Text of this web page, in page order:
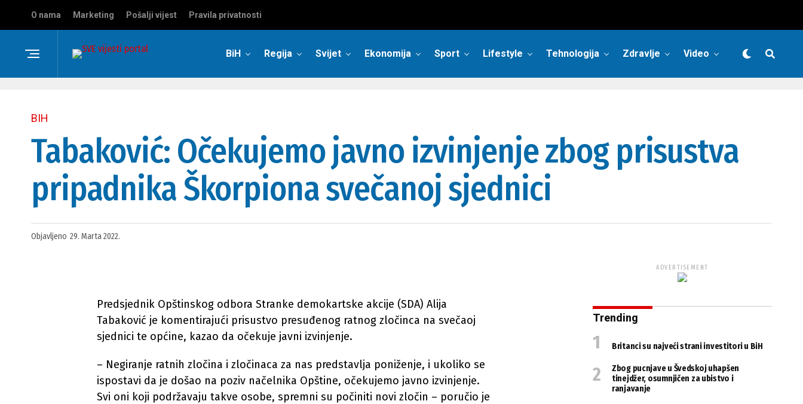
O nama Marketing Pošalji vijest Pravila privatnosti
BiH Regija Svijet Ekonomija Sport Lifestyle Tehnologija Zdravlje Video
BIH
Tabaković: Očekujemo javno izvinjenje zbog prisustva
pripadnika Škorpiona svečanoj sjednici
Objavljeno 29. Marta 2022.
Predsjednik Opštinskog odbora Stranke demokartske akcije (SDA) Alija
Tabaković je komentirajući prisustvo presuđenog ratnog zločinca na svečaoj
sjednici te općine, kazao da očekuje javni izvinjenje.
– Negiranje ratnih zločina i zločinaca za nas predstavlja poniženje, i ukoliko se
ispostavi da je došao na poziv načelnika Opštine, očekujemo javno izvinjenje.
Svi oni koji podržavaju takve osobe, spremni su počiniti novi zločin – poručio je
ADVERTISEMENT
Trending
Britanci su najveći strani investitori u BiH
Zbog pucnjave u Švedskoj uhapšen
tinejdžer, osumnjičen za ubistvo i
ranjavanje